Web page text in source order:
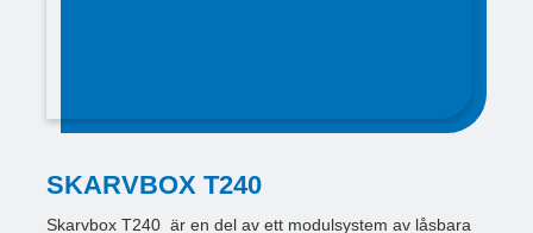
SKARVBOX T240
Skarvbox T240 är en del av ett modulsystem av låsbara